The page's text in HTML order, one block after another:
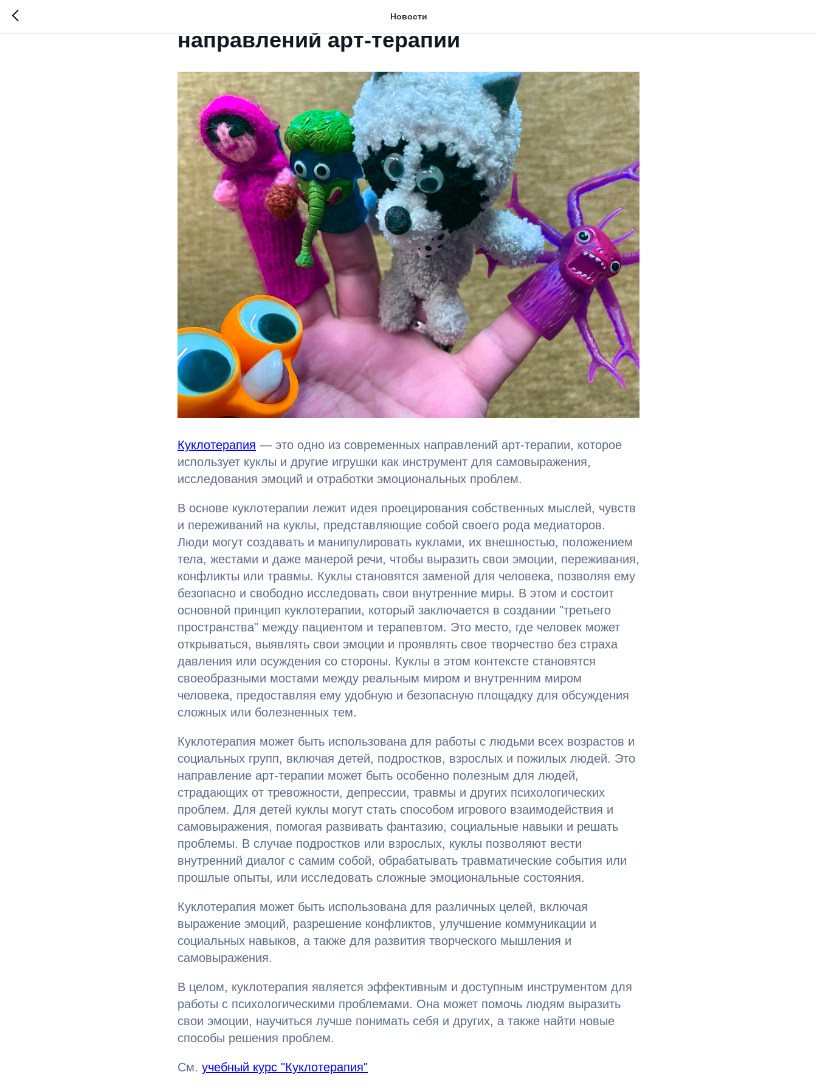
Новости
Куклотерапия - как одно из современных
направлений арт-терапии
Куклотерапия — это одно из современных направлений арт-терапии, которое
использует куклы и другие игрушки как инструмент для самовыражения,
исследования эмоций и отработки эмоциональных проблем.
В основе куклотерапии лежит идея проецирования собственных мыслей, чувств
и переживаний на куклы, представляющие собой своего рода медиаторов.
Люди могут создавать и манипулировать куклами, их внешностью, положением
тела, жестами и даже манерой речи, чтобы выразить свои эмоции, переживания,
конфликты или травмы. Куклы становятся заменой для человека, позволяя ему
безопасно и свободно исследовать свои внутренние миры. В этом и состоит
основной принцип куклотерапии, который заключается в создании "третьего
пространства" между пациентом и терапевтом. Это место, где человек может
открываться, выявлять свои эмоции и проявлять свое творчество без страха
давления или осуждения со стороны. Куклы в этом контексте становятся
своеобразными мостами между реальным миром и внутренним миром
человека, предоставляя ему удобную и безопасную площадку для обсуждения
сложных или болезненных тем.
Куклотерапия может быть использована для работы с людьми всех возрастов и
социальных групп, включая детей, подростков, взрослых и пожилых людей. Это
направление арт-терапии может быть особенно полезным для людей,
страдающих от тревожности, депрессии, травмы и других психологических
проблем. Для детей куклы могут стать способом игрового взаимодействия и
самовыражения, помогая развивать фантазию, социальные навыки и решать
проблемы. В случае подростков или взрослых, куклы позволяют вести
внутренний диалог с самим собой, обрабатывать травматические события или
прошлые опыты, или исследовать сложные эмоциональные состояния.
Куклотерапия может быть использована для различных целей, включая
выражение эмоций, разрешение конфликтов, улучшение коммуникации и
социальных навыков, а также для развития творческого мышления и
самовыражения.
В целом, куклотерапия является эффективным и доступным инструментом для
работы с психологическими проблемами. Она может помочь людям выразить
свои эмоции, научиться лучше понимать себя и других, а также найти новые
способы решения проблем.
См. учебный курс "Куклотерапия"